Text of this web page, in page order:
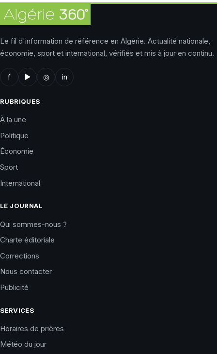
Le fil d'information de référence en Algérie. Actualité nationale,
économie, sport et international, vérifiés et mis à jour en continu.
f ▶ ◎ in
RUBRIQUES
À la une
Politique
Économie
Sport
International
LE JOURNAL
Qui sommes-nous ?
Charte éditoriale
Corrections
Nous contacter
Publicité
SERVICES
Horaires de prières
Météo du jour